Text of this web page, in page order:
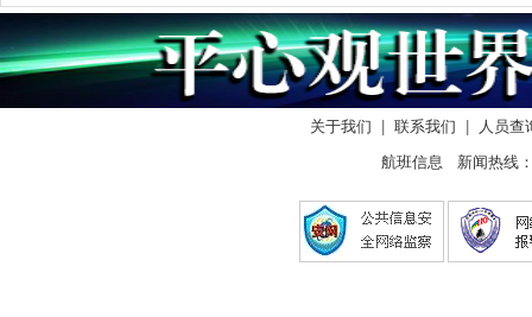
关于我们 联系我们
人员查
航班信息 新闻热线